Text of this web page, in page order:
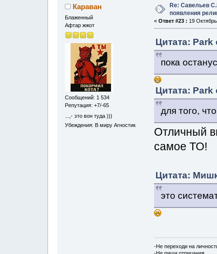
Караван
Блаженный
Афтар жжот
Сообщений: 1 534
Репутация: +7/-65
...,- это вон туда )))
Убеждения: В миру Агностик
Re: Савельев
появления
« Ответ #23 : 19
Цитата: Park
пока
Цитата: Park
для того,
Отличный
самое ТО!
Цитата:
это
-Не переходи на